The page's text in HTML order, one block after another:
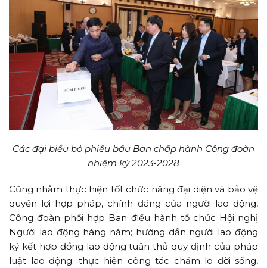
Các đại biểu bỏ phiếu bầu Ban chấp hành Công đoàn
nhiệm kỳ 2023-2028
Cũng nhằm thực hiện tốt chức năng đại diện và bảo vệ
quyền lợi hợp pháp, chính đáng của người lao động,
Công đoàn phối hợp Ban điều hành tổ chức Hội nghị
Người lao động hàng năm; hướng dẫn người lao động
ký kết hợp đồng lao động tuân thủ quy định của pháp
luật lao động; thực hiện công tác chăm lo đời sống,